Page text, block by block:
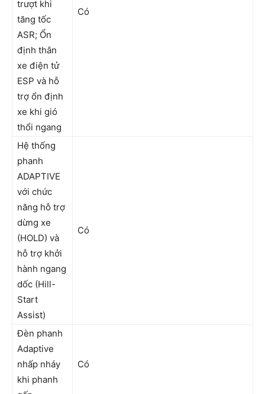
trượt khi
tăng tốc
ASR; Ổn
định thân
xe điện tử
ESP và hỗ
trợ ổn định
xe khi gió
thổi ngang
Có
Hệ thống
phanh
ADAPTIVE
với chức
năng hỗ trợ
dừng xe
(HOLD) và
hỗ trợ khởi
hành ngang
dốc (Hill-
Start
Assist)
Có
Đèn phanh
Adaptive
nhấp nháy
khi phanh
Có